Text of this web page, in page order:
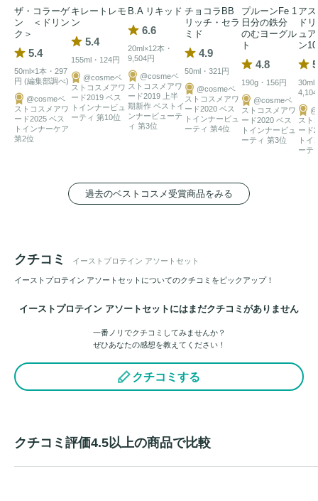
●3大
アミノ酸が豊富な酵母
プロテイン を主原料に、ホエイプロテ
イン
プロテイン
も配合しています。（＊コーンスープ
フレーバーには、ホエイプロテイン とソイ プロテイン は配合
されていません。）
●ビタミン11種や コラーゲンペプチド、パセノール(TM)など
を配合
・乳酸菌 25億個相当
※1日に必要なビタミンは、栄養素等表示基準値を目安にし
ています。
リッチココアフレーバー / ほうじ茶ラテフレーバー /
●ホットでもアイスでも楽しめる
●溶けやすくシェイクしなくてOK
ザ・コラーゲ
ン ＜ドリン
ク＞
5.4
50ml×1本・297
円 (編集部調べ)
@cosmeベ
ストコスメアワ
ード2025 ベス
トインナーケア
第2位
キレートレモ
ン
5.4
155ml・124円
@cosmeベ
ストコスメアワ
ード2019 ベス
トインナービュ
ーティ 第10位
B.A リキッド
6.6
20ml×12本・
9,504円
@cosmeベ
ストコスメアワ
ード2019 上半
期新作 ベストイ
ンナービューテ
ィ 第3位
チョコラBB
リッチ・セラ
ミド
4.9
50ml・321円
@cosmeベ
ストコスメアワ
ード2020 ベス
トインナービュ
ーティ 第4位
プルーンFe 1
日分の鉄分
のむヨーグル
ト
4.8
190g・156円
@cosmeベ
ストコスメアワ
ード2020 ベス
トインナービュ
ーティ 第3位
ア
ド
ュ
ン
スト
ード
トイ
ーテ
過去のベストコスメ受賞商品をみる
クチコミ イーストプロテイン アソートセット
イーストプロテイン アソートセットについてのクチコミをピックアップ！
イーストプロテイン アソートセットにはまだクチコミがありません
一番ノリでクチコミしてみませんか？
ぜひあなたの感想を教えてください！
クチコミする
クチコミ評価4.5以上の商品で比較